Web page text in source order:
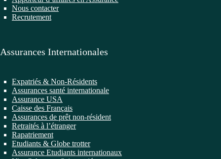
Nous contacter
Recrutement
Assurances Internationales
Expatriés & Non-Résidents
Assurances santé internationale
Assurance USA
Caisse des Français
Assurances de prêt non-résident
Retraités à l’étranger
Rapatriement
Etudiants & Globe trotter
Assurance Etudiants internationaux